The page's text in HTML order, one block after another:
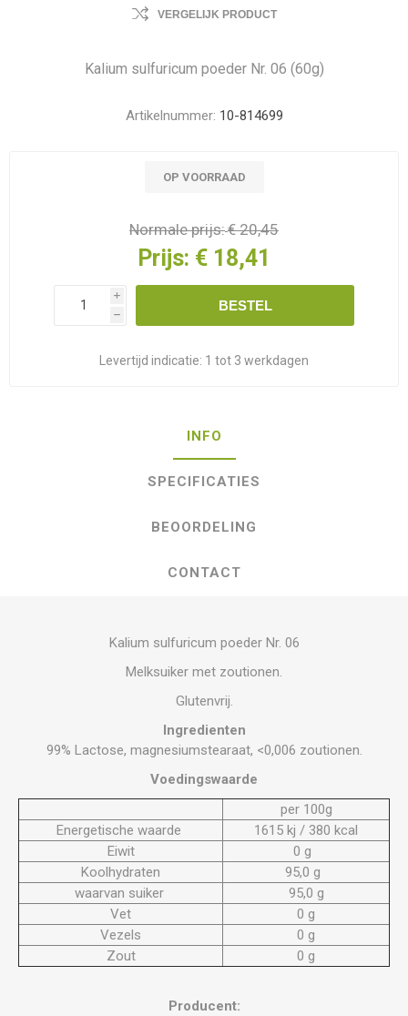
VERGELIJK PRODUCT
Kalium sulfuricum poeder Nr. 06 (60g)
Artikelnummer: 10-814699
OP VOORRAAD
Normale prijs:€ 20,45
Prijs: € 18,41
i
h
BESTEL
Levertijd indicatie: 1 tot 3 werkdagen
INFO
SPECIFICATIES
BEOORDELING
CONTACT
Kalium sulfuricum poeder Nr. 06
Melksuiker met zoutionen.
Glutenvrij.
Ingredienten
99% Lactose, magnesiumstearaat, <0,006 zoutionen.
Voedingswaarde
per 100g
Energetische waarde
1615 kj / 380 kcal
Eiwit
0 g
Koolhydraten
95,0 g
waarvan suiker
95,0 g
Vet
0 g
Vezels
0 g
Zout
0 g
Producent: